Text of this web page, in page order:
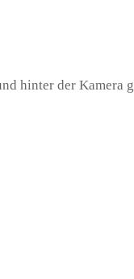
hinter der Kamera